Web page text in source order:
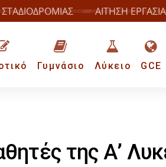
ΑΙΤΗΣΗ
Γυμνάσιο Λύκειο GCE
της Α’